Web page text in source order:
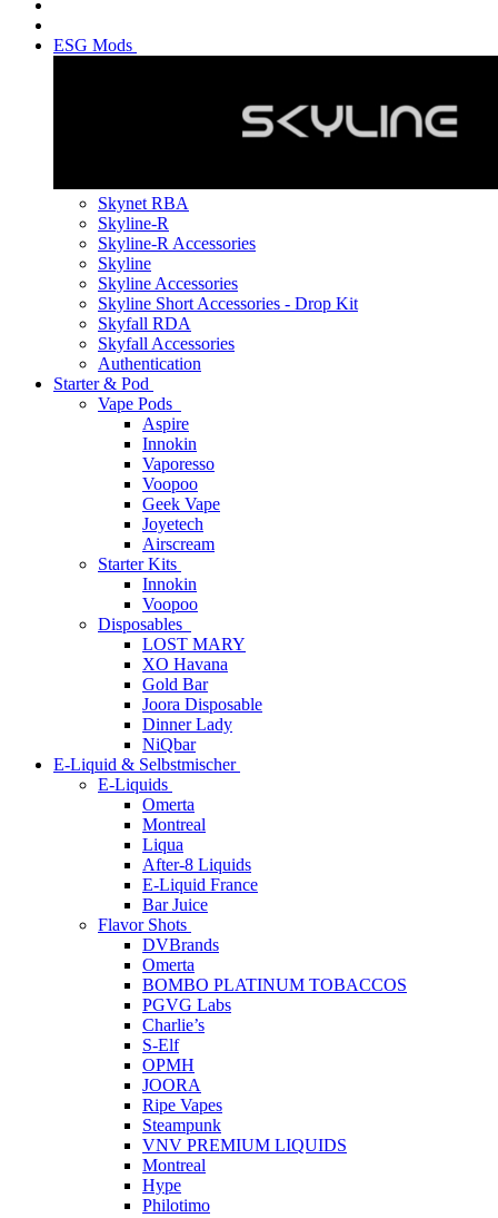
ESG Mods
Skynet RBA
Skyline-R
Skyline-R Accessories
Skyline
Skyline Accessories
Skyline Short Accessories - Drop Kit
Skyfall RDA
Skyfall Accessories
Authentication
Starter & Pod
Vape Pods
Aspire
Innokin
Vaporesso
Voopoo
Geek Vape
Joyetech
Airscream
Starter Kits
Innokin
Voopoo
Disposables
LOST MARY
XO Havana
Gold Bar
Joora Disposable
Dinner Lady
NiQbar
E-Liquid & Selbstmischer
E-Liquids
Omerta
Montreal
Liqua
After-8 Liquids
E-Liquid France
Bar Juice
Flavor Shots
DVBrands
Omerta
BOMBO PLATINUM TOBACCOS
PGVG Labs
Charlie’s
S-Elf
OPMH
JOORA
Ripe Vapes
Steampunk
VNV PREMIUM LIQUIDS
Montreal
Hype
Philotimo